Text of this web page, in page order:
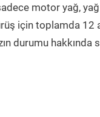
motor yağ, yağ
için toplamda 12
durumu hakkında